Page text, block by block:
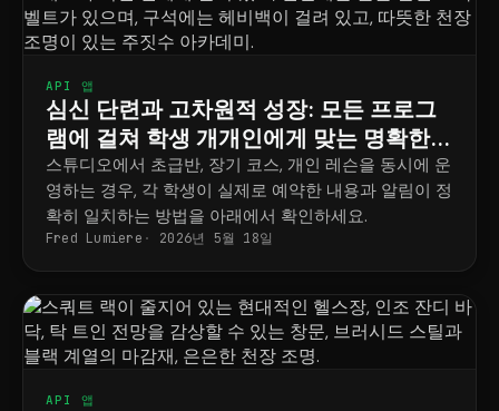
API 앱
심신 단련과 고차원적 성장: 모든 프로그
램에 걸쳐 학생 개개인에게 맞는 명확한
일정표
스튜디오에서 초급반, 장기 코스, 개인 레슨을 동시에 운
영하는 경우, 각 학생이 실제로 예약한 내용과 알림이 정
확히 일치하는 방법을 아래에서 확인하세요.
Fred Lumiere 2026년 5월 18일
API 앱